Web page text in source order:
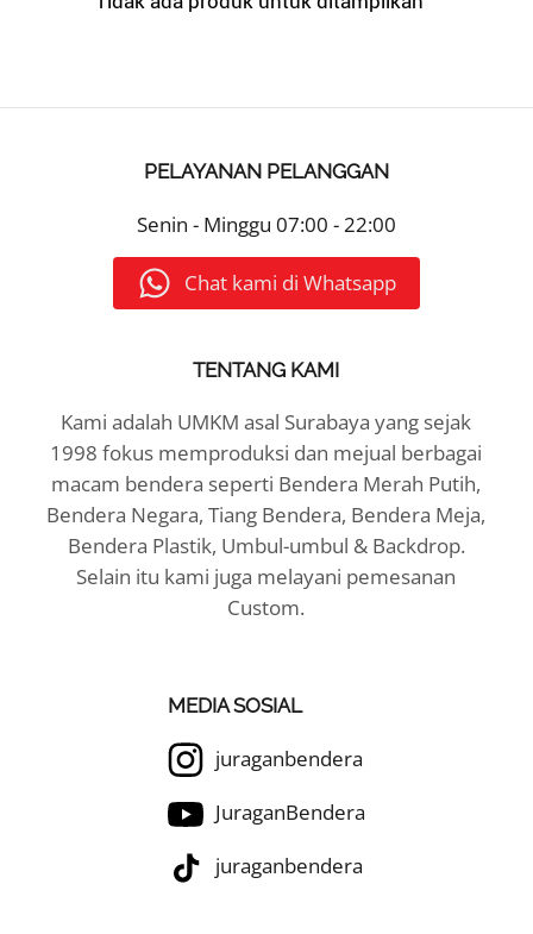
PELAYANAN PELANGGAN
Senin - Minggu 07:00 - 22:00
Chat kami di Whatsapp
TENTANG KAMI
Kami adalah UMKM asal Surabaya yang sejak
1998 fokus memproduksi dan mejual berbagai
macam bendera seperti Bendera Merah Putih,
Bendera Negara, Tiang Bendera, Bendera Meja,
Bendera Plastik, Umbul-umbul & Backdrop.
Selain itu kami juga melayani pemesanan
Custom.
MEDIA SOSIAL
juraganbendera
JuraganBendera
juraganbendera